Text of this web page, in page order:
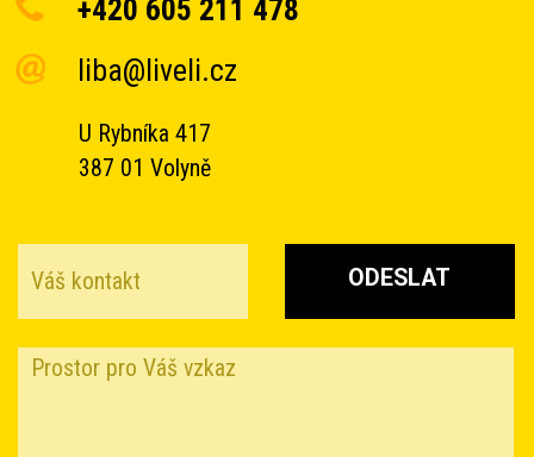
+420 605 211 478
liba@liveli.cz
U Rybníka 417
387 01 Volyně
ODESLAT